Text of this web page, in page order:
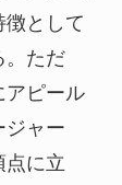
として
。ただ
アピール
ジャー
点に立